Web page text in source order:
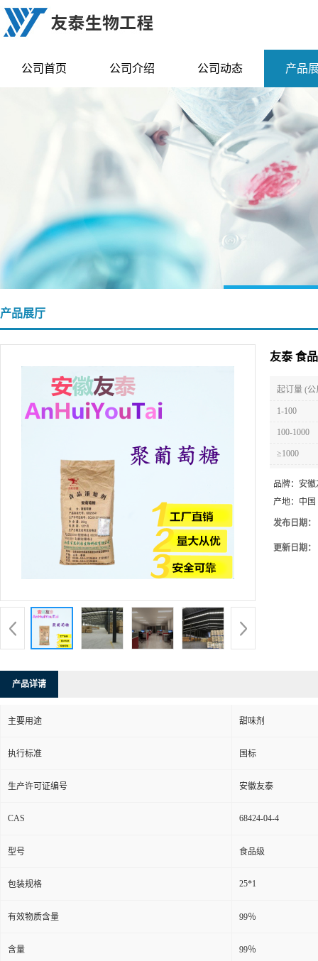
公司首页 公司介绍 公司动态 产品
产品展厅
友泰 食
起订量 (公
1-100
100-1000
≥1000
品牌： 安徽
产地： 中国
发布日期：
更新日期：
产品详请
主要用途 甜味剂
执行标准 国标
生产许可证编号 安徽友泰
CAS 68424-04-4
型号 食品级
包装规格 25*1
有效物质含量 99％
含量 99％